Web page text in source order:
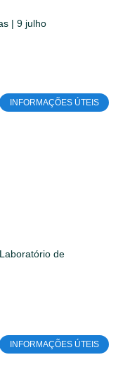
| 9 julho
INFORMAÇÕES ÚTEIS
de
INFORMAÇÕES ÚTEIS